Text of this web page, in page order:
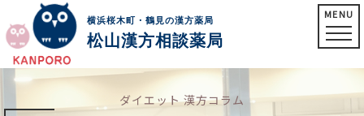
横浜桜木町・鶴見の漢方薬局
松山漢方相談薬局
MENU
ダイエット 漢方コラム